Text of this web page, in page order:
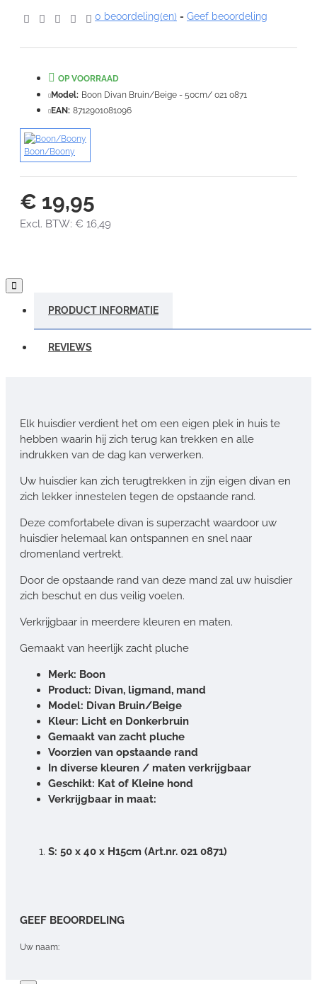
Slecht
0 beoordeling(en) - Geef beoordeling
€ 19,95
Excl. BTW: € 16,49
OP VOORRAAD
Model: Boon Divan Bruin/Beige - 50cm/ 021 0871
EAN: 8712901081096
Boon/Boony
PRODUCT INFORMATIE
REVIEWS
Elk huisdier verdient het om een eigen plek in huis te
hebben waarin hij zich terug kan trekken en alle
indrukken van de dag kan verwerken.
Uw huisdier kan zich terugtrekken in zijn eigen divan en
zich lekker innestelen tegen de opstaande rand.
Deze comfortabele divan is superzacht waardoor uw
huisdier helemaal kan ontspannen en snel naar
dromenland vertrekt.
Door de opstaande rand van deze mand zal uw huisdier
zich beschut en dus veilig voelen.
Verkrijgbaar in meerdere kleuren en maten.
Gemaakt van heerlijk zacht pluche
Merk: Boon
Product: Divan, ligmand, mand
Model: Divan Bruin/Beige
Kleur: Licht en Donkerbruin
Gemaakt van zacht pluche
Voorzien van opstaande rand
In diverse kleuren / maten verkrijgbaar
Geschikt: Kat of Kleine hond
Verkrijgbaar in maat:
S: 50 x 40 x H15cm (Art.nr. 021 0871)
GEEF BEOORDELING
Uw naam: